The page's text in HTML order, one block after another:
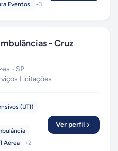
Eventos
+3
- Cruz
- SP
·Licitações
(UTI)
Aérea
+2
Ver perfil